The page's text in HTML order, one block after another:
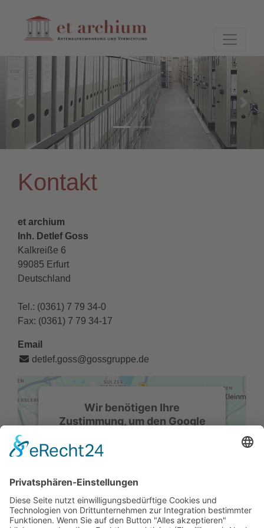
zurück
Kontakt
et archium
Inh. Detlef Goss
Kalkreiße 6
99085 Erfurt
Deutschland
Tel.: (0361) 7 79 34-0
Fax: (0361) 7 79 34-17
Email
detlef.goss
gossgruppe de
Wir benötigen Ihre
Zustimmung, um den Google
Wir verwenden einen Service eines
einzubetten. Dieser Service kann Daten
zu Ihren Aktivitäten sammeln. Bitte lesen
Sie die Details durch und stimmen Sie
der Nutzung des Service zu, um diese